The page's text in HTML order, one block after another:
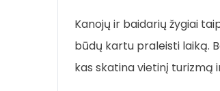
Kanojų ir baidarių žygiai
būdų kartu praleisti laiką.
kas skatina vietinį turizmą